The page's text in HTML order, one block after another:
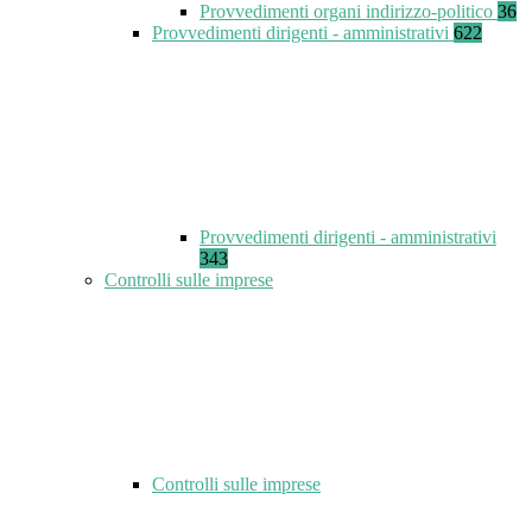
Provvedimenti organi indirizzo-politico 36
Provvedimenti dirigenti - amministrativi 622
Provvedimenti dirigenti - amministrativi
343
Controlli sulle imprese
Controlli sulle imprese